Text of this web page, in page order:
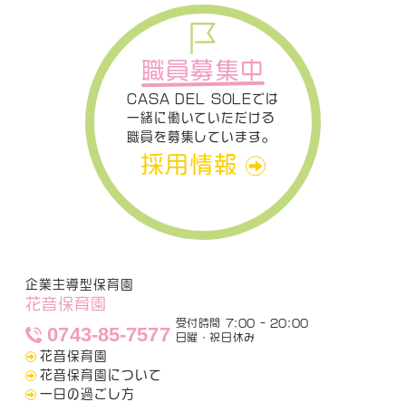
職員募集中
CASA DEL SOLEでは
一緒に働いていただける
職員を募集しています。
採用情報
企業主導型保育園
花音保育園
0743-85-7577
受付時間 7:00 - 20:00
日曜・祝日休み
花音保育園
花音保育園について
一日の過ごし方